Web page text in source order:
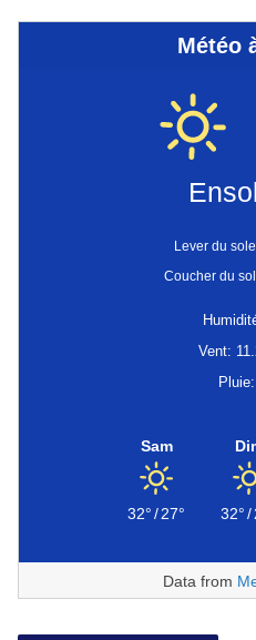
Météo
Lever du
Coucher du
Vent:
Sam
32°/27° 32°/
Data from